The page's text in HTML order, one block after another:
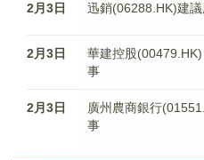
2月3日 迅銷(06288.HK)建
2月3日
華建控股
事
2月3日
廣州農商銀行
事